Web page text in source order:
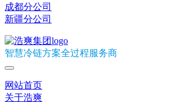
成都分公司
新疆分公司
智慧冷链方案全过程服务商
网站首页
关于浩爽